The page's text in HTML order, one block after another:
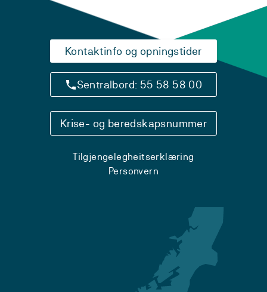
Kontaktinfo og opningstider
Sentralbord: 55 58 58 00
Krise- og beredskapsnummer
Tilgjengelegheitserklæring
Personvern